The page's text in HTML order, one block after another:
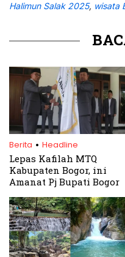
Halimun Salak 2025, wisata
Berita . Headline
Lepas Kafilah MTQ
Kabupaten Bogor, ini
Amanat Pj Bupati Bogor